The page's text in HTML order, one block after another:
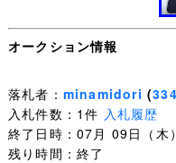
オークション情報
落札者： minamidori (334
入札件数：1件 入札履歴
終了日時：07月 09日（
残り時間：終了